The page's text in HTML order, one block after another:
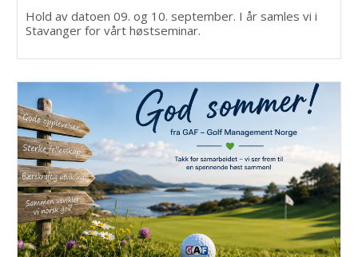
Hold av datoen 09. og 10. september. I år samles vi i
Stavanger for vårt høstseminar.